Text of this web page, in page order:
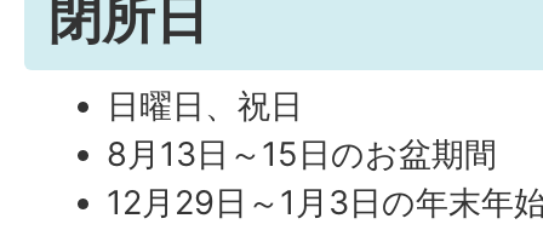
閉所日
日曜日、祝日
8月13日～15日のお盆期間
12月29日～1月3日の年末年